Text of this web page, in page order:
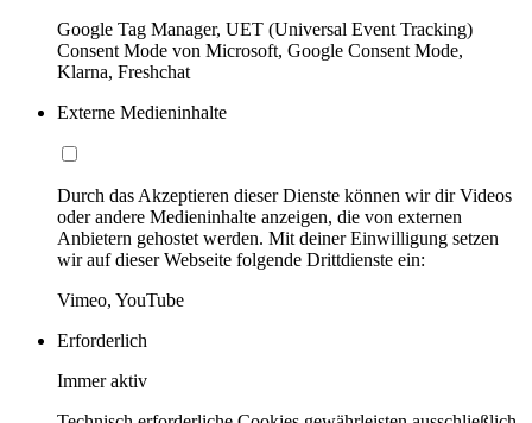
Google Tag Manager, UET (Universal Event Tracking)
Consent Mode von Microsoft, Google Consent Mode,
Klarna, Freshchat
Externe Medieninhalte
Durch das Akzeptieren dieser Dienste können wir dir Videos
oder andere Medieninhalte anzeigen, die von externen
Anbietern gehostet werden. Mit deiner Einwilligung setzen
wir auf dieser Webseite folgende Drittdienste ein:
Vimeo, YouTube
Erforderlich
Immer aktiv